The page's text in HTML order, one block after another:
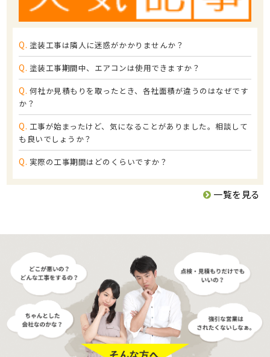
Q. 塗装工事は隣人に迷惑がかかりませんか？
Q. 塗装工事期間中、エアコンは使用できますか？
Q. 何社か見積もりを取ったとき、各社面積が違うのはなぜです
か？
Q. 工事が始まったけど、気になることがありました。相談して
も良いでしょうか？
Q. 実際の工事期間はどのくらいですか？
一覧を見る